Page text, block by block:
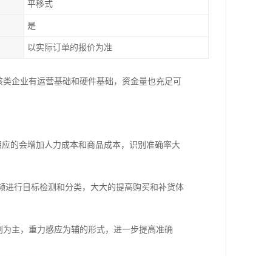
平移式
是
以实际订单的报价为准
企业有运营基础和硬件基础，资金量也充足可
的会增加人力成本和商品成本，识别准确率大
行目标检测和分类，大大的提高购买和补货体
主，重力感应为辅的形式，进一步提高准确